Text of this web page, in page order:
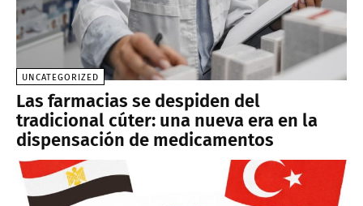
UNCATEGORIZED
Las farmacias se despiden del
tradicional cúter: una nueva era en la
dispensación de medicamentos